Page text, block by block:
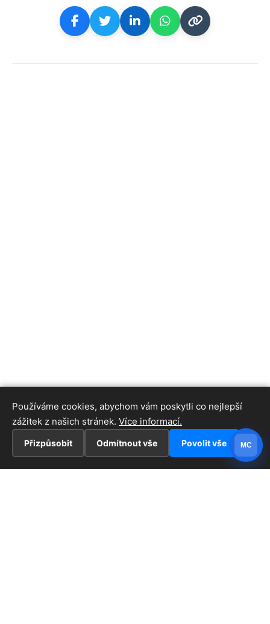
Používáme cookies, abychom vám poskytli co nejlepší
zážitek z našich stránek. Více informací.
Přizpůsobit Odmítnout vše Povolit vše MC